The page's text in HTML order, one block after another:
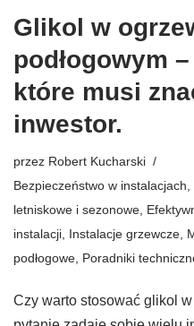
Glikol w
podłogowym
które musi
inwestor.
przez Robert Kucharski
Bezpieczeństwo w instalacjach
letniskowe i sezonowe
instalacji Instalacje grzewcze
podłogowe Poradniki
Czy warto stosować glikol